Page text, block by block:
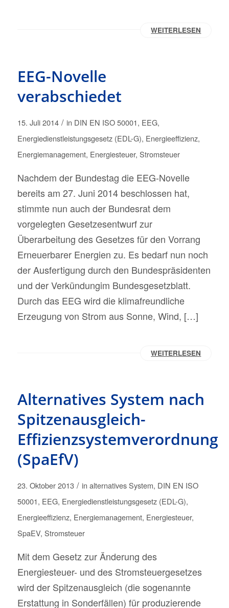
WEITERLESEN
EEG-Novelle
verabschiedet
15. Juli 2014 / in DIN EN ISO 50001, EEG,
Energiedienstleistungsgesetz (EDL-G), Energieeffizienz,
Energiemanagement, Energiesteuer, Stromsteuer
Nachdem der Bundestag die EEG-Novelle
bereits am 27. Juni 2014 beschlossen hat,
stimmte nun auch der Bundesrat dem
vorgelegten Gesetzesentwurf zur
Überarbeitung des Gesetzes für den Vorrang
Erneuerbarer Energien zu. Es bedarf nun noch
der Ausfertigung durch den Bundespräsidenten
und der Verkündungim Bundesgesetzblatt.
Durch das EEG wird die klimafreundliche
Erzeugung von Strom aus Sonne, Wind, […]
WEITERLESEN
Alternatives System nach
Spitzenausgleich-
Effizienzsystemverordnung
(SpaEfV)
23. Oktober 2013 / in alternatives System, DIN EN ISO
50001, EEG, Energiedienstleistungsgesetz (EDL-G),
Energieeffizienz, Energiemanagement, Energiesteuer,
SpaEV, Stromsteuer
Mit dem Gesetz zur Änderung des
Energiesteuer- und des Stromsteuergesetzes
wird der Spitzenausgleich (die sogenannte
Erstattung in Sonderfällen) für produzierende